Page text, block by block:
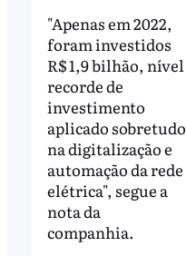
"Apenas em 2022,
foram investidos
R$ 1,9 bilhão, nível
recorde de
investimento
aplicado sobretudo
na digitalização e
automação da rede
elétrica", segue a
nota da
companhia.